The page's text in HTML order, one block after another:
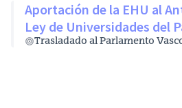
Aportación de la EHU al
Ley de Universidades del
Trasladado al Parlamento